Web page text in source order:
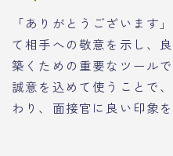
「ありがとうございます
て相手への敬意を示し、
築くための重要なツール
誠意を込めて使うことで
わり、面接官に良い印象